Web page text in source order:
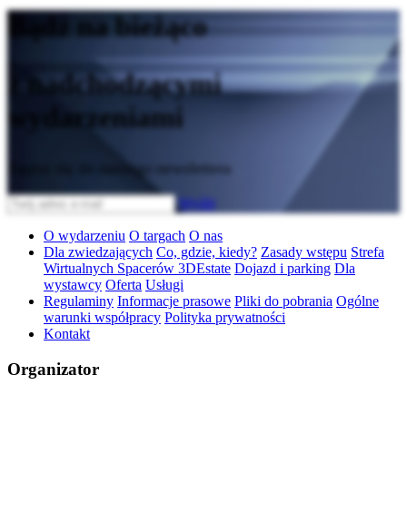
Bądź na bieżąco
z nadchodzącymi
wydarzeniami
Zapisz się do naszego newslettera
Wyślij
O wydarzeniu O targach O nas
Dla zwiedzających Co, gdzie, kiedy? Zasady wstępu Strefa
Wirtualnych Spacerów 3DEstate Dojazd i parking Dla
wystawcy Oferta Usługi
Regulaminy Informacje prasowe Pliki do pobrania Ogólne
warunki współpracy Polityka prywatności
Kontakt
Organizator